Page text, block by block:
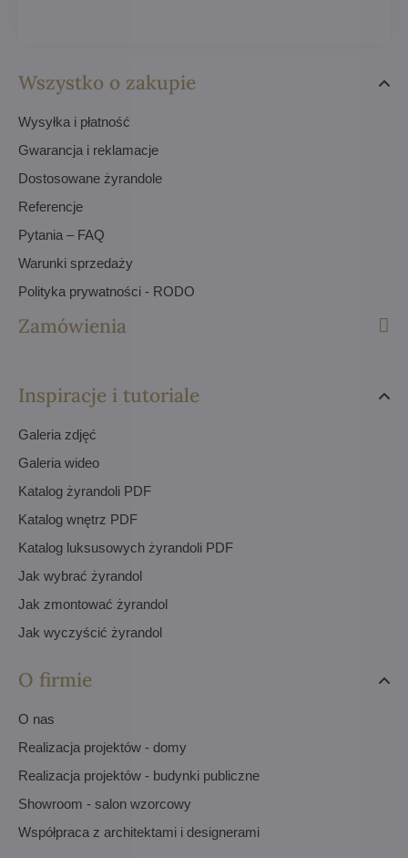
Wszystko o zakupie
Wysyłka i płatność
Gwarancja i reklamacje
Dostosowane żyrandole
Referencje
Pytania – FAQ
Warunki sprzedaży
Polityka prywatności - RODO
Zamówienia
Inspiracje i tutoriale
Galeria zdjęć
Galeria wideo
Katalog żyrandoli PDF
Katalog wnętrz PDF
Katalog luksusowych żyrandoli PDF
Jak wybrać żyrandol
Jak zmontować żyrandol
Jak wyczyścić żyrandol
O firmie
O nas
Realizacja projektów - domy
Realizacja projektów - budynki publiczne
Showroom - salon wzorcowy
Współpraca z architektami i designerami